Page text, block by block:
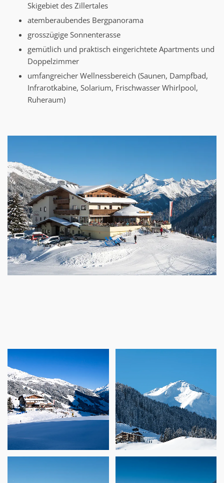
Skigebiet des Zillertales
atemberaubendes Bergpanorama
grosszügige Sonnenterasse
gemütlich und praktisch eingerichtete Apartments und
Doppelzimmer
umfangreicher Wellnessbereich (Saunen, Dampfbad,
Infrarotkabine, Solarium, Frischwasser Whirlpool,
Ruheraum)